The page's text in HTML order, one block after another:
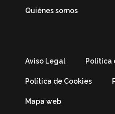
Quiénes somos
Aviso Legal Política
Política de Cookies
Mapa web